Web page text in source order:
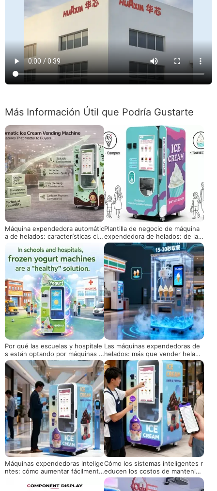
Más Información Útil que Podría Gustarte
Máquina expendedora automátic
a de helados: características cla
dores
Plantilla de negocio de máquina
expendedora de helados: de la i
nvestigación de mercado a la pr
evisión de beneficios
Por qué las escuelas y hospitale
s están optando por máquinas e
xpendedoras de yogur saludable
Las máquinas expendedoras de
helados: más que vender helado
s, una solución de nueva genera
ción para el consumidor
Máquinas expendedoras intelige
ntes: cómo aumentar fácilmente
Cómo los sistemas inteligentes r
educen los costos de mantenimi
ento en máquinas de helados ro
bóticas